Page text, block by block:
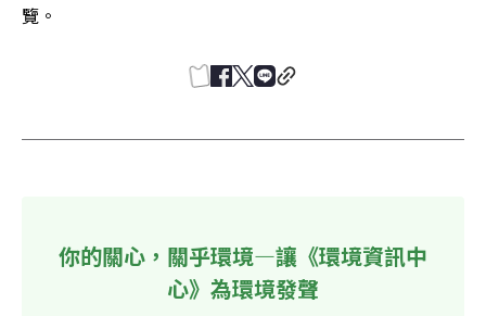
覽。
你的關心，關乎環境—讓《環境資訊中
心》為環境發聲